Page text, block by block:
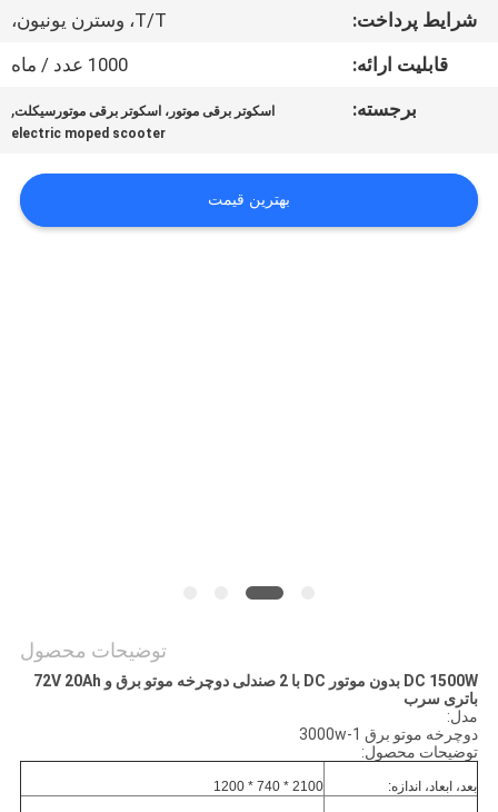
تماس
بگیرید
درخواست
نقل
قول
شرایط پرداخت:
T/T، وسترن یونیون،
قابلیت ارائه:
1000 عدد / ماه
برجسته:
اسکوتر برقی موتور، اسکوتر برقی موتورسیکلت,
electric moped scooter
بهترین قیمت
توضیحات محصول
DC 1500W بدون موتور DC با 2 صندلی دوچرخه موتو برق و 72V 20Ah
باتری سرب
مدل:
دوچرخه موتو برق 3000w-1
توضیحات محصول:
بعد، ابعاد، اندازه: 2100 * 740 * 1200